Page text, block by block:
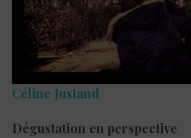
Céline Justand
Dégustation en perspective